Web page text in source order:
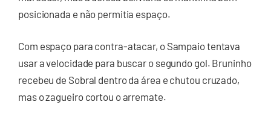
posicionada e não permitia espaço.
Com espaço para contra-atacar, o Sampaio tentava
usar a velocidade para buscar o segundo gol. Bruninho
recebeu de Sobral dentro da área e chutou cruzado,
mas o zagueiro cortou o arremate.